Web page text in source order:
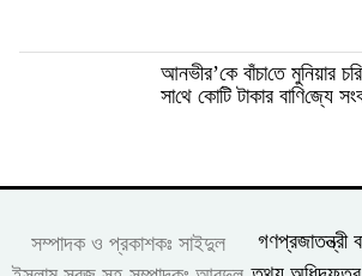
আনভী‌র’‌কে বাঁচা‌তে মু‌নিয়ার
সা‌থে কো‌টি টাকার বা‌ণি‌জ্যে
সম্পাদক ও প্রকাশকঃ সাইদুল
গণপ্রজাতন্ত্রী